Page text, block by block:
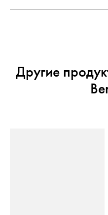
Другие